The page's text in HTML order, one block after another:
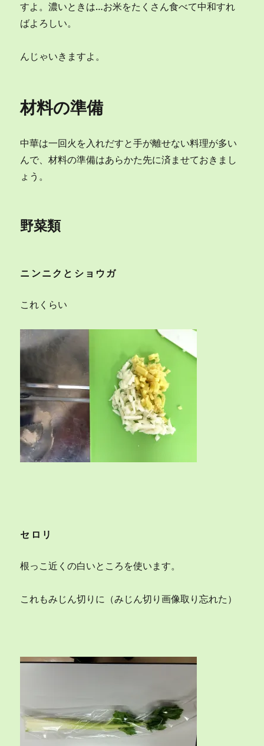
すよ。濃いときは…お米をたくさん食べて中和すれ
ばよろしい。
んじゃいきますよ。
材料の準備
中華は一回火を入れだすと手が離せない料理が多い
んで、材料の準備はあらかた先に済ませておきまし
ょう。
野菜類
ニンニクとショウガ
これくらい
セロリ
根っこ近くの白いところを使います。
これもみじん切りに（みじん切り画像取り忘れた）